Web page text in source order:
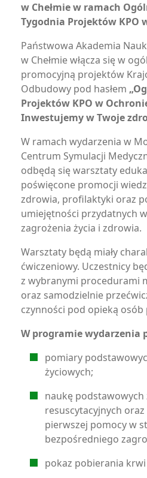
w Chełmie w ramach
Tygodnia Projektów KPO
Państwowa Akademia
w Chełmie włącza się w
promocyjną projektów
Odbudowy pod hasłem
Projektów KPO w
Inwestujemy w Twoje
W ramach wydarzenia w
Centrum Symulacji
odbędą się warsztaty
poświęcone promocji
zdrowia, profilaktyki oraz
umiejętności przydatnych
zagrożenia życia i zdrowia.
Warsztaty będą miały
ćwiczeniowy. Uczestnicy
z wybranymi procedurami
oraz samodzielnie
czynności pod opieką osób
W programie wydarzenia
pomiary
życiowych;
naukę podstawowych
resuscytacyjnych
pierwszej pomocy w
bezpośredniego
pokaz pobierania krwi